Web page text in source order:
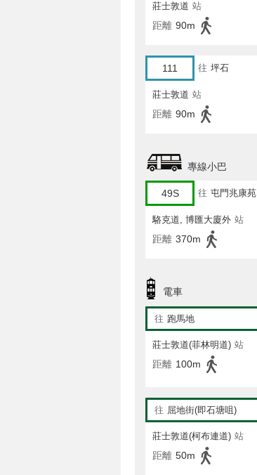
莊士敦道 站
距離 90m
111 往 坪石
莊士敦道 站
距離 90m
專線小巴
49S 往 屯門兆康苑
駱克道, 博匯大廈外 站
距離 370m
電車
往 跑馬地
莊士敦道(菲林明道) 站
距離 100m
往 屈地街(即石塘咀)
莊士敦道(柯布連道) 站
距離 50m